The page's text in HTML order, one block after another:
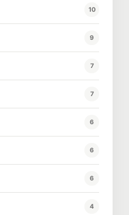
10
9
7
7
6
6
6
4